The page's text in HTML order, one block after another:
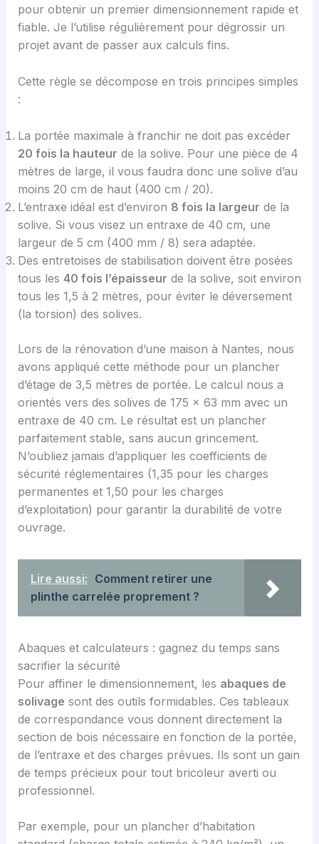
pour obtenir un premier dimensionnement rapide et
fiable. Je l’utilise régulièrement pour dégrossir un
projet avant de passer aux calculs fins.
Cette règle se décompose en trois principes simples
:
La portée maximale à franchir ne doit pas excéder
20 fois la hauteur de la solive. Pour une pièce de 4
mètres de large, il vous faudra donc une solive d’au
moins 20 cm de haut (400 cm / 20).
L’entraxe idéal est d’environ 8 fois la largeur de la
solive. Si vous visez un entraxe de 40 cm, une
largeur de 5 cm (400 mm / 8) sera adaptée.
Des entretoises de stabilisation doivent être posées
tous les 40 fois l’épaisseur de la solive, soit environ
tous les 1,5 à 2 mètres, pour éviter le déversement
(la torsion) des solives.
Lors de la rénovation d’une maison à Nantes, nous
avons appliqué cette méthode pour un plancher
d’étage de 3,5 mètres de portée. Le calcul nous a
orientés vers des solives de 175 x 63 mm avec un
entraxe de 40 cm. Le résultat est un plancher
parfaitement stable, sans aucun grincement.
N’oubliez jamais d’appliquer les coefficients de
sécurité réglementaires (1,35 pour les charges
permanentes et 1,50 pour les charges
d’exploitation) pour garantir la durabilité de votre
ouvrage.
Lire aussi: Comment retirer une
plinthe carrelée proprement ?
Abaques et calculateurs : gagnez du temps sans
sacrifier la sécurité
Pour affiner le dimensionnement, les abaques de
solivage sont des outils formidables. Ces tableaux
de correspondance vous donnent directement la
section de bois nécessaire en fonction de la portée,
de l’entraxe et des charges prévues. Ils sont un gain
de temps précieux pour tout bricoleur averti ou
professionnel.
Par exemple, pour un plancher d’habitation